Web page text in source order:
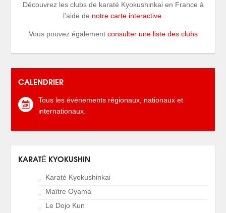
Découvrez les clubs de karaté Kyokushinkai en France à
l'aide de notre carte interactive.
Vous pouvez également consulter une liste des clubs
CALENDRIER
Tous les événements régionaux, nationaux et
internationaux.
KARATÉ KYOKUSHIN
Karaté Kyokushinkai
Maître Oyama
Le Dojo Kun